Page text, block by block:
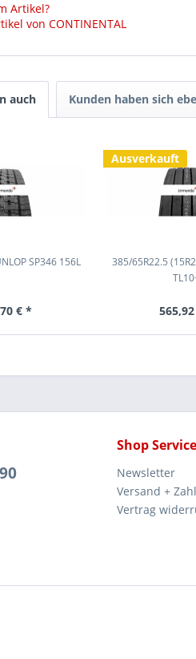
Artikel?
von CONTINENTAL
auch Kunden haben sich
SP346 156L
€ *
Ausverkauft
385/65R22.5
Shop Service
Newsletter
Versand +
Vertrag